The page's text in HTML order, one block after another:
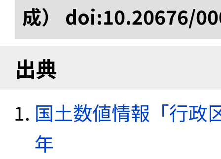
成） doi:10.20676/
出典
国土数値情報「行政
年